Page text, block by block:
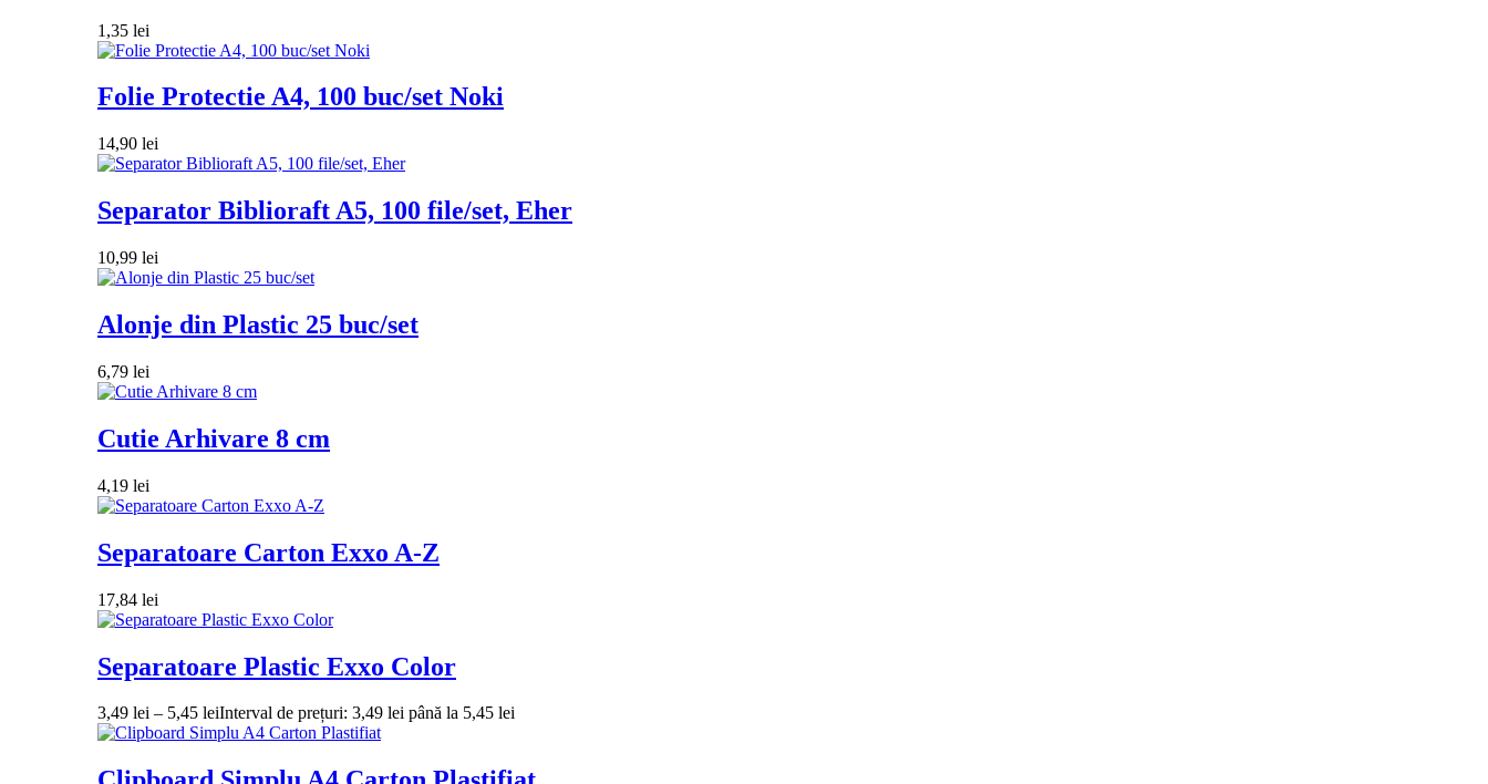
1,35 lei
Folie Protectie A4, 100 buc/set Noki
14,90 lei
Separator Biblioraft A5, 100 file/set, Eher
10,99 lei
Alonje din Plastic 25 buc/set
6,79 lei
Cutie Arhivare 8 cm
4,19 lei
Separatoare Carton Exxo A-Z
17,84 lei
Separatoare Plastic Exxo Color
3,49 lei – 5,45 leiInterval de prețuri: 3,49 lei până la 5,45 lei